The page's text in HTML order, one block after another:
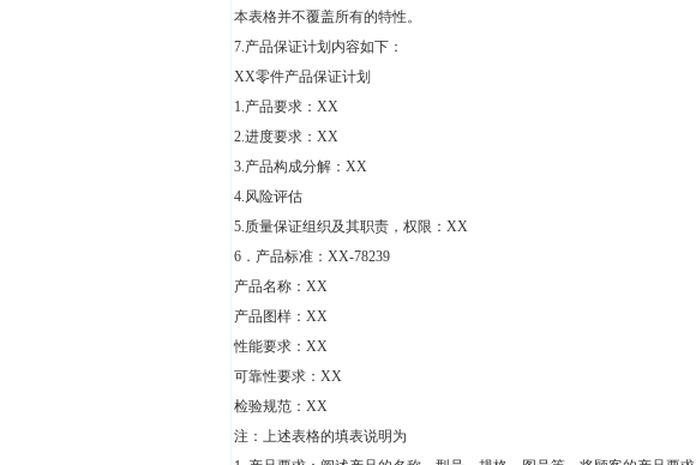
本表格并不覆盖所有的特性。
7.产品保证计划内容如下：
XX零件产品保证计划
1.产品要求：XX
2.进度要求：XX
3.产品构成分解：XX
4.风险评估
5.质量保证组织及其职责，权限：XX
6．产品标准：XX-78239
产品名称：XX
产品图样：XX
性能要求：XX
可靠性要求：XX
检验规范：XX
注：上述表格的填表说明为